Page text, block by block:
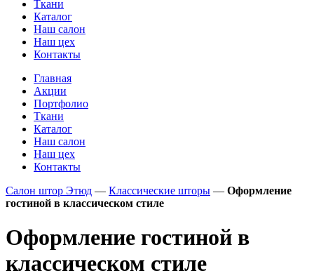
Ткани
Каталог
Наш салон
Наш цех
Контакты
Главная
Акции
Портфолио
Ткани
Каталог
Наш салон
Наш цех
Контакты
Салон штор Этюд — Классические шторы — Оформление
гостиной в классическом стиле
Оформление гостиной в
классическом стиле